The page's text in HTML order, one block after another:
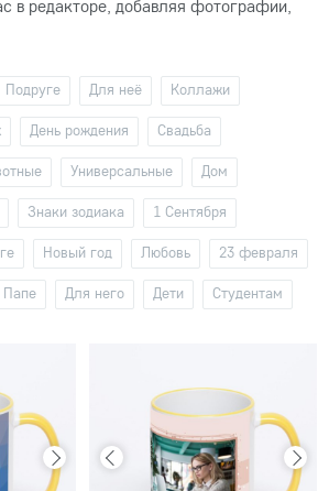
в редакторе, добавляя фотографии,
Подруге Для неё Коллажи
День рождения Свадьба
Универсальные Дом
Знаки зодиака 1 Сентября
Новый год Любовь 23 февраля
Папе Для него Дети Студентам